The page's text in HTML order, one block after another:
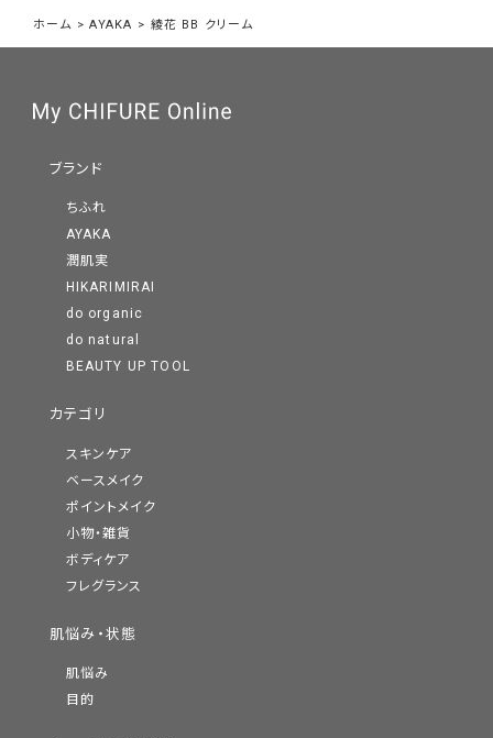
ホーム >AYAKA > 綾花 BB クリーム
ブランド
ちふれ
AYAKA
潤肌実
HIKARIMIRAI
do organic
do natural
BEAUTY UP TOOL
カテゴリ
スキンケア
ベースメイク
ポイントメイク
小物・雑貨
ボディケア
フレグランス
肌悩み・状態
肌悩み
目的